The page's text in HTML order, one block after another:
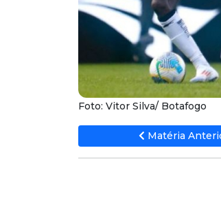
Foto: Vitor Silva/ Botafogo
Matéria